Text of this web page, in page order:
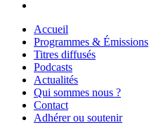
Accueil
Programmes & Émissions
Titres diffusés
Podcasts
Actualités
Qui sommes nous ?
Contact
Adhérer ou soutenir